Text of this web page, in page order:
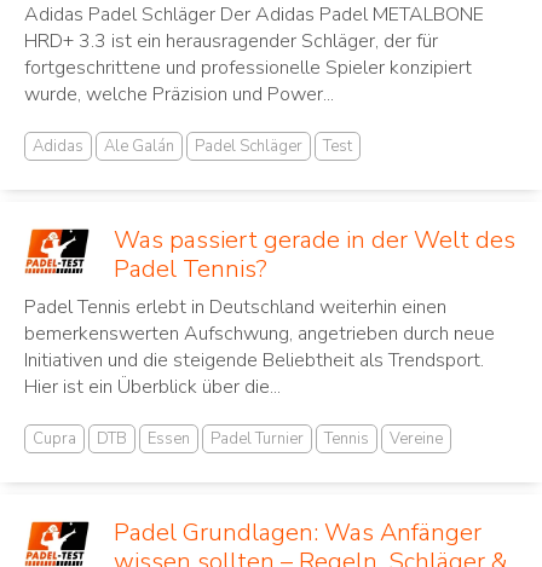
Adidas Padel Schläger Der Adidas Padel METALBONE
HRD+ 3.3 ist ein herausragender Schläger, der für
fortgeschrittene und professionelle Spieler konzipiert
wurde, welche Präzision und Power...
Adidas Ale Galán Padel Schläger Test
Was passiert gerade in der Welt des
Padel Tennis?
Padel Tennis erlebt in Deutschland weiterhin einen
bemerkenswerten Aufschwung, angetrieben durch neue
Initiativen und die steigende Beliebtheit als Trendsport.
Hier ist ein Überblick über die...
Cupra DTB Essen Padel Turnier Tennis Vereine
Padel Grundlagen: Was Anfänger